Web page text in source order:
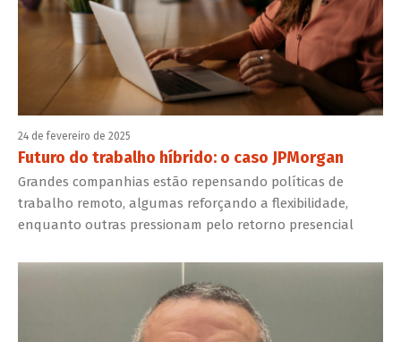
24 de fevereiro de 2025
Futuro do trabalho híbrido: o caso JPMorgan
Grandes companhias estão repensando políticas de
trabalho remoto, algumas reforçando a flexibilidade,
enquanto outras pressionam pelo retorno presencial